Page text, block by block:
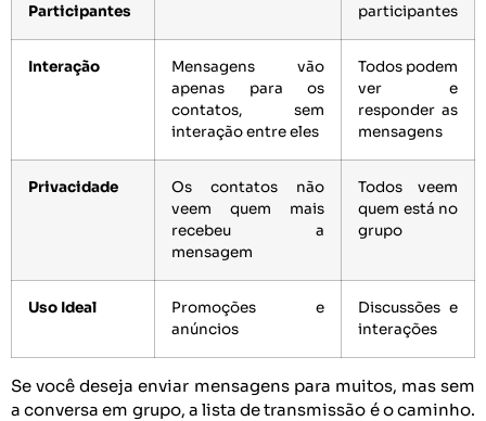
Participantes
participantes
Interação
Mensagens vão
apenas para os
contatos, sem
interação entre eles
Todos podem
ver e
responder as
mensagens
Privacidade
Os contatos não
veem quem mais
recebeu a
mensagem
Todos veem
quem está no
grupo
Uso Ideal
Promoções e
anúncios
Discussões e
interações
Se você deseja enviar mensagens para muitos, mas sem
a conversa em grupo, a lista de transmissão é o caminho.